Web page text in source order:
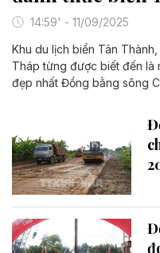
14:59' - 11/09/2025
Khu du lịch biển Tân
Tháp từng được biết đến là
đẹp nhất Đồng bằng sông